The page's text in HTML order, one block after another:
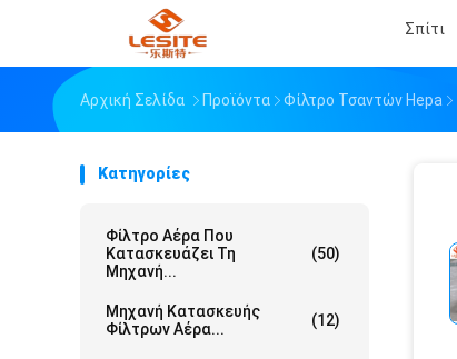
Σπίτι
Αρχική Σελίδα Προϊόντα Φίλτρο Τσαντών Hepa
Κατηγορίες
Φίλτρο Αέρα Που
Κατασκευάζει Τη
Μηχανή...
(50)
Μηχανή Κατασκευής
Φίλτρων Αέρα...
(12)